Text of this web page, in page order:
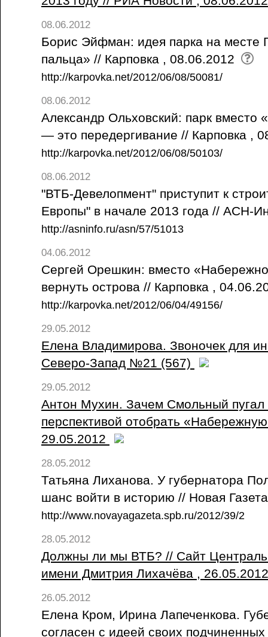
08.06.2012
Борис Эйфман: идея парка на месте
пальца» // Карповка , 08.06.2012
http://karpovka.net/2012/06/08/50081/
08.06.2012
Александр Ольховский: парк
— это передергивание // Карповка ,
http://karpovka.net/2012/06/08/50103/
08.06.2012
"ВТБ-Девелопмент" приступит к
Европы" в начале 2013 года // АСН-
http://asninfo.ru/asn/57/51013
04.06.2012
Сергей Орешкин: вместо
вернуть острова // Карповка ,
http://karpovka.net/2012/06/04/49156/
29.05.2012
Елена Владимирова. Звоночек для
Северо-Запад №21 (567)
29.05.2012
Антон Мухин. Зачем Смольный пугал
перспективой отобрать
29.05.2012
28.05.2012
Татьяна Лиханова. У губернатора
шанс войти в историю // Новая
http://www.novayagazeta.spb.ru/2012/39/2
28.05.2012
Должны ли мы ВТБ? // Сайт
имени Дмитрия Лихачёва ,
26.05.2012
Елена Кром, Ирина Лапеченкова.
согласен с идеей своих